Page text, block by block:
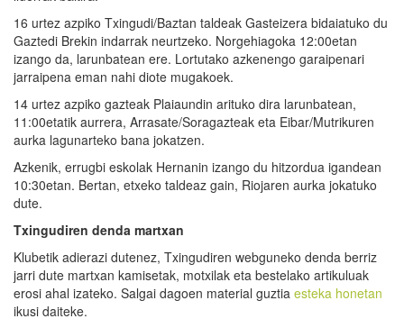
16 urtez azpiko Txingudi/Baztan taldeak Gasteizera bidaiatuko du
Gaztedi Brekin indarrak neurtzeko. Norgehiagoka 12:00etan
izango da, larunbatean ere. Lortutako azkenengo garaipenari
jarraipena eman nahi diote mugakoek.
14 urtez azpiko gazteak Plaiaundin arituko dira larunbatean,
11:00etatik aurrera, Arrasate/Soragazteak eta Eibar/Mutrikuren
aurka lagunarteko bana jokatzen.
Azkenik, errugbi eskolak Hernanin izango du hitzordua igandean
10:30etan. Bertan, etxeko taldeaz gain, Riojaren aurka jokatuko
dute.
Txingudiren denda martxan
Klubetik adierazi dutenez, Txingudiren webguneko denda berriz
jarri dute martxan kamisetak, motxilak eta bestelako artikuluak
erosi ahal izateko. Salgai dagoen material guztia esteka honetan
ikusi daiteke.